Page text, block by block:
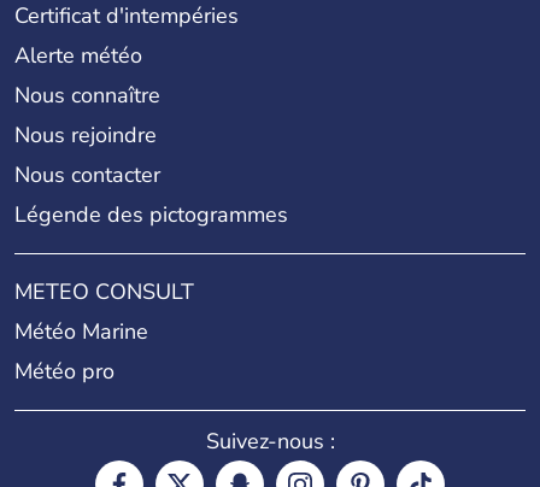
Certificat d'intempéries
Alerte météo
Nous connaître
Nous rejoindre
Nous contacter
Légende des pictogrammes
METEO CONSULT
Météo Marine
Météo pro
Suivez-nous :